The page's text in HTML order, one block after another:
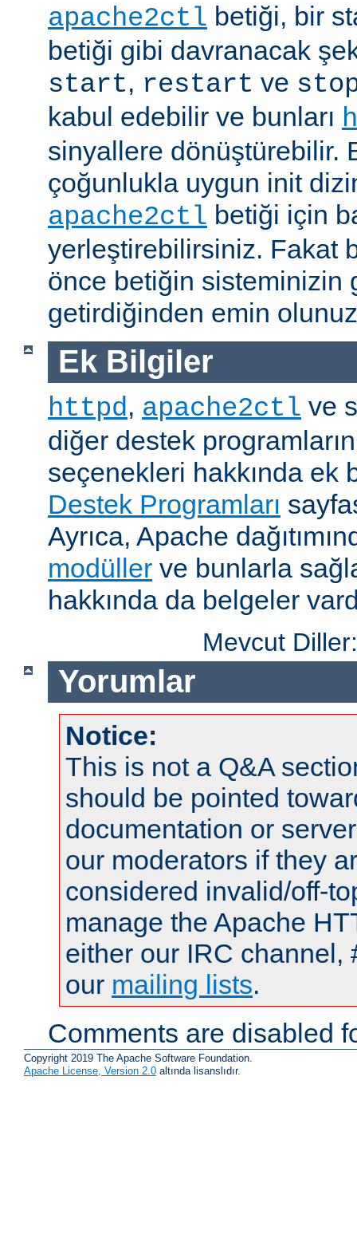
apache2ctl betiği, bir
betiği gibi davranacak
start, restart ve
kabul edebilir ve bunları
sinyallere dönüştürebilir.
çoğunlukla uygun init
apache2ctl betiği için
yerleştirebilirsiniz. Fakat
önce betiğin sisteminizin
getirdiğinden emin
Ek Bilgiler
httpd, apache2ctl ve
diğer destek
seçenekleri hakkında ek
Destek Programları
Ayrıca, Apache
modüller ve bunlarla
hakkında da belgeler
Mevcut
Yorumlar
Notice:
This is not a Q&A
should be pointed
documentation or
our moderators if they
considered invalid/off-
manage the Apache
either our IRC channel,
our mailing lists.
Comments are disabled
Copyright 2019 The Apache Software Foundation.
Apache License, Version 2.0 altında lisanslıdır.